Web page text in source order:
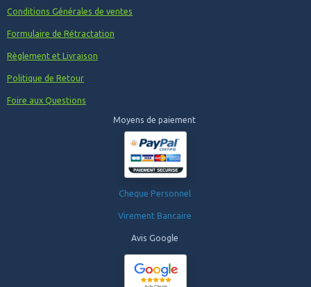
Conditions Générales de ventes
Formulaire de Rétractation
Règlement et Livraison
Politique de Retour
Foire aux Questions
Moyens de paiement
Cheque Personnel
Virement Bancaire
Avis Google